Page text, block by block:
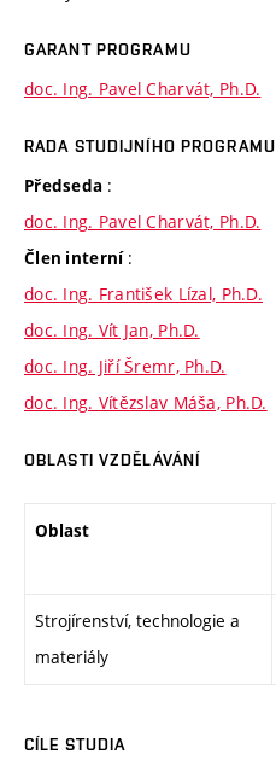
GARANT PROGRAMU
doc. Ing. Pavel Charvát, Ph.D.
RADA STUDIJNÍHO PROGRAMU
Předseda :
doc. Ing. Pavel Charvát, Ph.D.
Člen interní :
doc. Ing. František Lízal, Ph.D.
doc. Ing. Vít Jan, Ph.D.
doc. Ing. Jiří Šremr, Ph.D.
doc. Ing. Vítězslav Máša, Ph.D.
OBLASTI VZDĚLÁVÁNÍ
Oblast
Strojírenství, technologie a
materiály
CÍLE STUDIA